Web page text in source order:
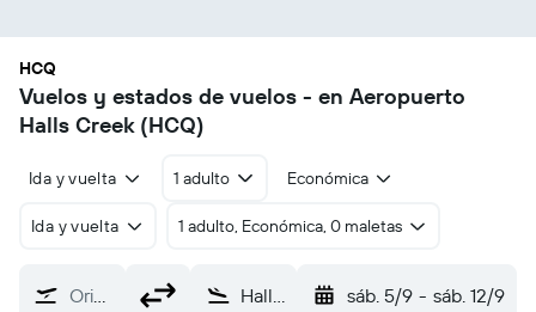
HCQ
Vuelos y estados de vuelos - en Aeropuerto
Halls Creek (HCQ)
Ida y vuelta 1 adulto Económica
Ida y vuelta 1 adulto, Económica, 0 maletas
Origen Halls Creek (HCQ) sáb. 5/9 - sáb. 12/9